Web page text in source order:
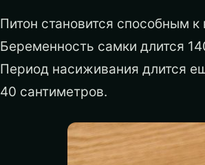
Питон становится способным
Беременность самки длится
Период насиживания длится
40 сантиметров.